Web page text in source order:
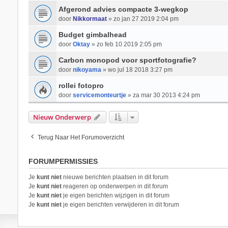
Afgerond advies compacte 3-wegkop
door Nikkormaat» zo jan 27 2019 2:04 pm
Budget gimbalhead
door Oktay» zo feb 10 2019 2:05 pm
Carbon monopod voor sportfotografie?
door nikoyama» wo jul 18 2018 3:27 pm
rollei fotopro
door servicemonteurtje» za mar 30 2013 4:24 pm
Nieuw Onderwerp
Terug Naar Het Forumoverzicht
FORUMPERMISSIES
Je kunt nietnieuwe berichten plaatsen in dit forum
Je kunt nietreageren op onderwerpen in dit forum
Je kunt nietje eigen berichten wijzigen in dit forum
Je kunt nietje eigen berichten verwijderen in dit forum